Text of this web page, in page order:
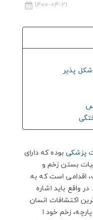
1400-04-21
پزشکیبوده که دارای
بستن زخم و
اقدامی است که به
واقع باید اشاره
اکتشافات انسان
زخم خود ا